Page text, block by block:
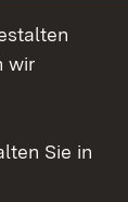
wir
Sie in